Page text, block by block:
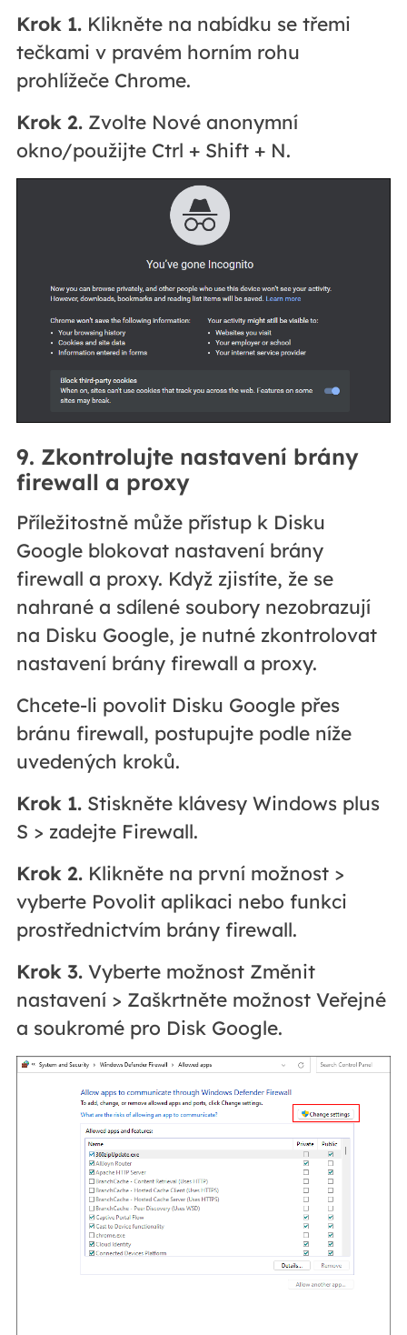
Krok 1.Klikněte na nabídku se třemi
tečkami v pravém horním rohu
prohlížeče Chrome.
Krok 2.Zvolte Nové anonymní
okno/použijte Ctrl + Shift + N.
9. Zkontrolujte nastavení brány
firewall a proxy
Příležitostně může přístup k Disku
Google blokovat nastavení brány
firewall a proxy. Když zjistíte, že se
nahrané a sdílené soubory nezobrazují
na Disku Google, je nutné zkontrolovat
nastavení brány firewall a proxy.
Chcete-li povolit Disku Google přes
bránu firewall, postupujte podle níže
uvedených kroků.
Krok 1.Stiskněte klávesy Windows plus
S > zadejte Firewall.
Krok 2.Klikněte na první možnost >
vyberte Povolit aplikaci nebo funkci
prostřednictvím brány firewall.
Krok 3.Vyberte možnost Změnit
nastavení > Zaškrtněte možnost Veřejné
a soukromé pro Disk Google.